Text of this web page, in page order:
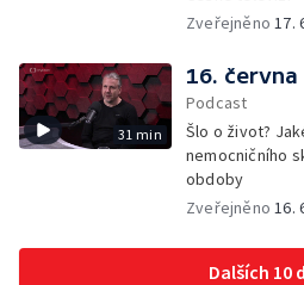
Zveřejněno17.
31 min
16. června
Podcast
Šlo o život?
nemocničního
obdoby
Zveřejněno16.
Dalších 10